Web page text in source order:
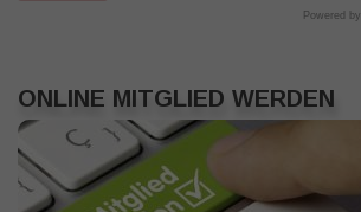
Powered by
ONLINE MITGLIED WERDEN